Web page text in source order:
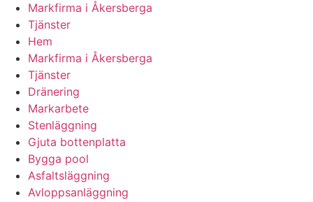
Markfirma i Åkersberga
Tjänster
Hem
Markfirma i Åkersberga
Tjänster
Dränering
Markarbete
Stenläggning
Gjuta bottenplatta
Bygga pool
Asfaltsläggning
Avloppsanläggning